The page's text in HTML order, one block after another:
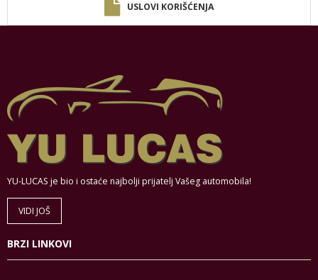
USLOVI KORIŠĆENJA
YU-LUCAS je bio i ostaće najbolji prijatelj Vašeg automobila!
VIDI JOŠ
BRZI LINKOVI